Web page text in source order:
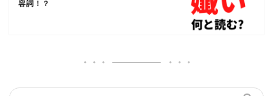
容詞！？